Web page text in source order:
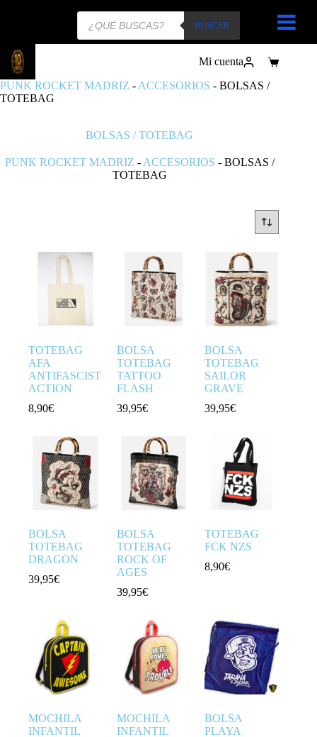
Búsqueda
BUSCAR
Mi cuenta
Carro
de
compra
PUNK ROCKET MADRIZ - ACCESORIOS - BOLSAS /
TOTEBAG
BOLSAS / TOTEBAG
PUNK ROCKET MADRIZ - ACCESORIOS - BOLSAS /
TOTEBAG
TOTEBAG
AFA
ANTIFASCIST
ACTION
8,90€
BOLSA
TOTEBAG
TATTOO
FLASH
39,95€
BOLSA
TOTEBAG
SAILOR
GRAVE
39,95€
BOLSA
TOTEBAG
DRAGON
39,95€
BOLSA
TOTEBAG
ROCK OF
AGES
39,95€
TOTEBAG
FCK NZS
8,90€
MOCHILA
INFANTIL
MOCHILA
INFANTIL
BOLSA
PLAYA